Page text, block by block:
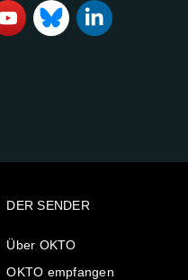
DER SENDER
Über OKTO
OKTO empfangen